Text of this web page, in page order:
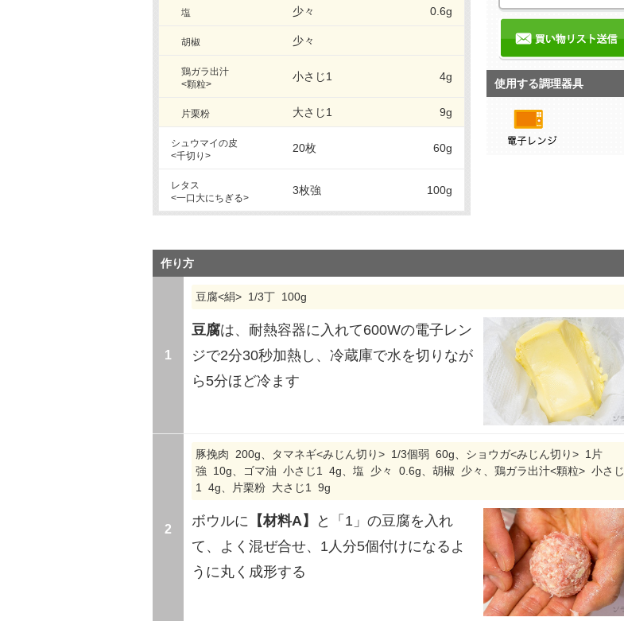
塩 少々 0.6g
胡椒 少々
鶏ガラ出汁
<顆粒>
小さじ1 4g
片栗粉 大さじ1 9g
シュウマイの皮
<千切り>
20枚 60g
レタス
<一口大にちぎる>
3枚強 100g
使用する調理器具
作り方
1
豆腐<絹> 1/3丁 100g
豆腐は、耐熱容器に入れて600Wの電子レン
ジで2分30秒加熱し、冷蔵庫で水を切りなが
ら5分ほど冷ます
2
豚挽肉 200g、タマネギ<みじん切り> 1/3個弱 60g、ショウガ<みじん切り> 1片
強 10g、ゴマ油 小さじ1 4g、塩 少々 0.6g、胡椒 少々、鶏ガラ出汁<顆粒> 小さじ
1 4g、片栗粉 大さじ1 9g
ボウルに 【材料A】
と「1」の豆腐を入れ
て、よく混ぜ合せ、1人分5個付けになるよ
うに丸く成形する